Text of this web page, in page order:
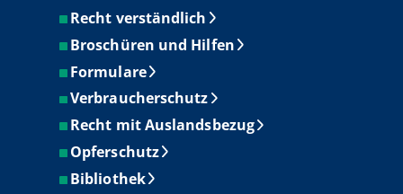
Recht verständlich
Broschüren und Hilfen
Formulare
Verbraucherschutz
Recht mit Auslandsbezug
Opferschutz
Bibliothek